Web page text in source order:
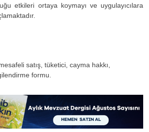
etkileri ortaya koymayı ve uygulayıcılara
satış, tüketici, cayma hakkı,
formu.